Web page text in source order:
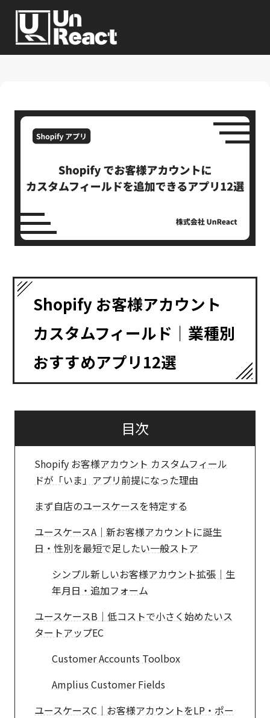
Shopify お客様アカウント
カスタムフィールド｜業種別
おすすめアプリ12選
目次
Shopify お客様アカウント カスタムフィール
ドが「いま」アプリ前提になった理由
まず自店のユースケースを特定する
ユースケースA｜新お客様アカウントに誕生
日・性別を最短で足したい一般ストア
シンプル新しいお客様アカウント拡張｜生
年月日・追加フォーム
ユースケースB｜低コストで小さく始めたいス
タートアップEC
Customer Accounts Toolbox
Amplius Customer Fields
ユースケースC｜お客様アカウントをLP・ポー